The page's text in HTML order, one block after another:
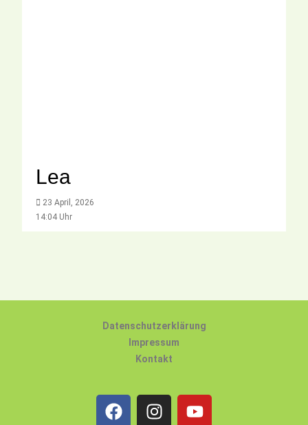
Lea
23 April, 2026
14:04 Uhr
Datenschutzerklärung
Impressum
Kontakt